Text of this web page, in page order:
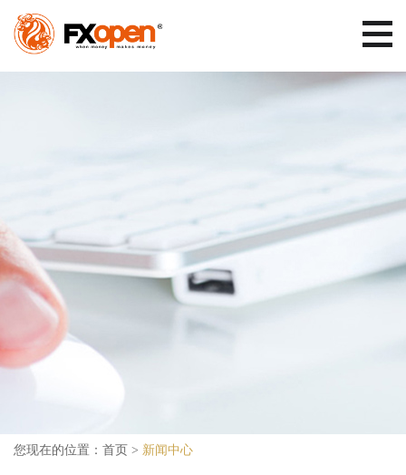
您现在的位置： 首页 > 新闻中心